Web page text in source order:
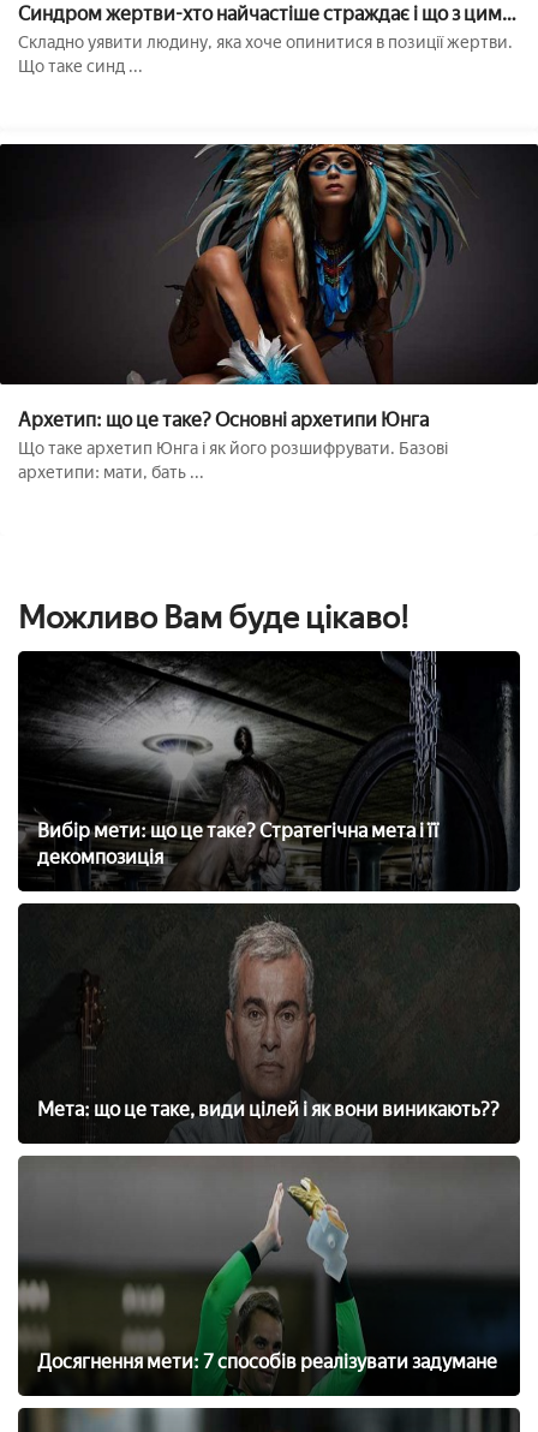
Синдром жертви-хто найчастіше страждає і що з цим
робити??
Складно уявити людину, яка хоче опинитися в позиції жертви.
Що таке синд ...
Архетип: що це таке? Основні архетипи Юнга
Що таке архетип Юнга і як його розшифрувати. Базові
архетипи: мати, бать ...
Можливо Вам буде цікаво!
Вибір мети: що це таке? Стратегічна мета і її
декомпозиція
Мета: що це таке, види цілей і як вони виникають??
Досягнення мети: 7 способів реалізувати задумане